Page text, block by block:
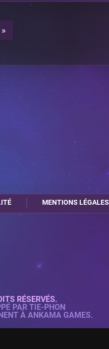
»
MENTIONS LÉGALES
RÉSERVÉS.
PAR TIE-PHON
À ANKAMA GAMES.